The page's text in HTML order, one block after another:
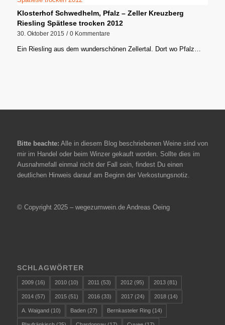
Klosterhof Schwedhelm, Pfalz – Zeller Kreuzberg
Riesling Spätlese trocken 2012
30. Oktober 2015 / 0 Kommentare
Ein Riesling aus dem wunderschönen Zellertal. Dort wo Pfalz…
Bitte beachte: Alle in diesem Blog beschriebenen Weine sind von
mir im Handel oder beim Winzer gekauft worden. Sollte dies im
Ausnahmefall einmal nicht der Fall sein, findest Du einen
deutlichen Hinweis darauf am Beginn der Verkostungsnotiz.
© Copyright 2025 – wegezumwein.de Andreas Oeing
SCHLAGWÖRTER
2009(16) 2010(10) 2011 (53) 2012(95) 2013(81)
2014(57) 2015(51) 2016(33) 2017(24) 2018(14)
A. Waigand (10) Baden(27) Bernkasteler Ring(14)